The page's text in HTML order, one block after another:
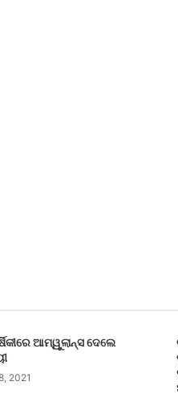
ଆମ୍ୱୁଲାନ୍ସ ଦେଲେ
2021